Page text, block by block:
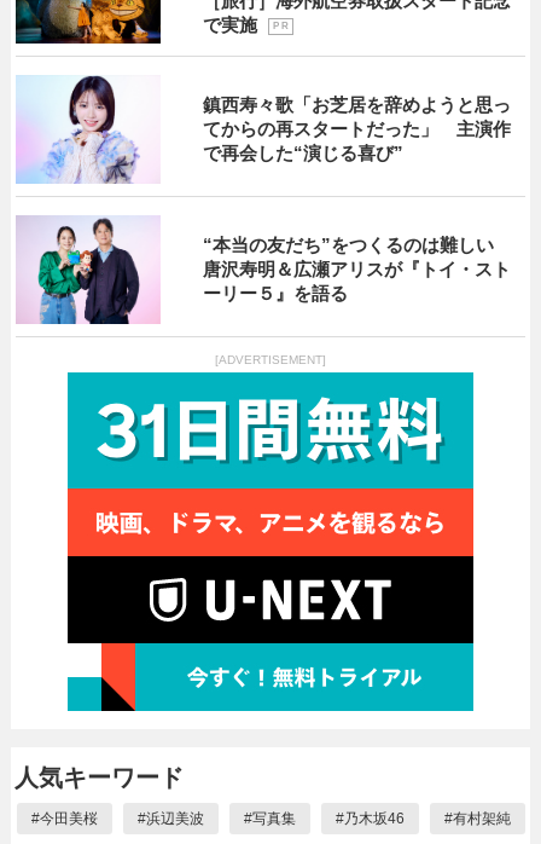
で実施
P R
鎮西寿々歌「お芝居を辞めようと思っ
てからの再スタートだった」 主演作
で再会した“演じる喜び”
“本当の友だち”をつくるのは難しい
唐沢寿明＆広瀬アリスが『トイ・スト
ーリー５』を語る
[ADVERTISEMENT]
人気キーワード
#今田美桜 #浜辺美波 #写真集 #乃木坂46 #有村架純